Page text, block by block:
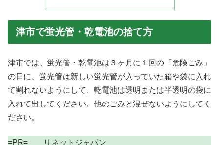
津市で蛍光管・乾電池の捨て方
津市では、蛍光管・乾電池は３ヶ月に１回の「危険ごみ」
の日に、蛍光管は新しい蛍光管が入っていた箱や袋に入れ
て割れないようにして、乾電池は透明または半透明の袋に
入れて出してください。他のごみと混ぜないようにしてく
ださい。
=PR= リネットジャパン